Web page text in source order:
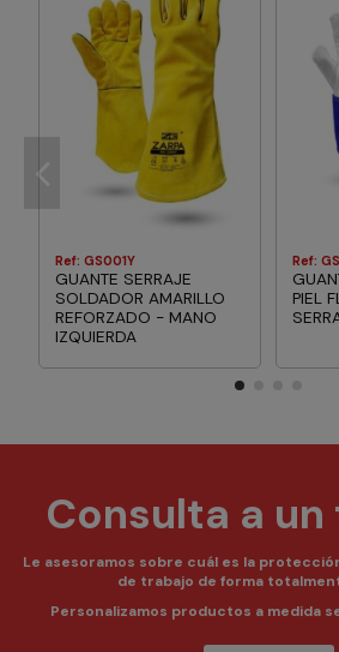
Ref: GS001Y
GUANTE SERRAJE
SOLDADOR AMARILLO
REFORZADO - MANO
IZQUIERDA
Ref:
PIEL
Consulta a
Le asesoramos sobre cuál es la
de trabajo de forma
Personalizamos productos a medida